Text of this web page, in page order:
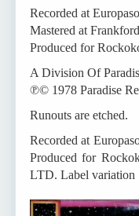
Recorded at
Mastered at
Produced for
A Division Of
℗© 1978 Paradise
Runouts are etched.
Recorded at
Produced for
LTD. Label variation